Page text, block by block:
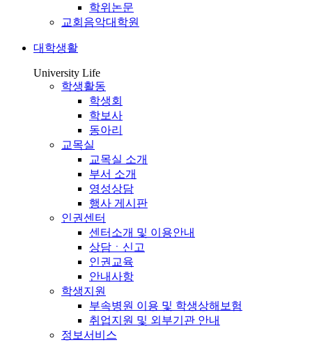
학위논문
교회음악대학원
대학생활
University Life
학생활동
학생회
학보사
동아리
교목실
교목실 소개
부서 소개
영성상담
행사 게시판
인권센터
센터소개 및 이용안내
상담ㆍ신고
인권교육
안내사항
학생지원
부속병원 이용 및 학생상해보험
취업지원 및 외부기관 안내
정보서비스